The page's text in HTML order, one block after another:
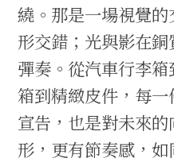
繞。那是一場視覺
形交錯；光與影在
彈奏。從汽車行李
箱到精緻皮件，每
宣告，也是對未來
形，更有節奏感，